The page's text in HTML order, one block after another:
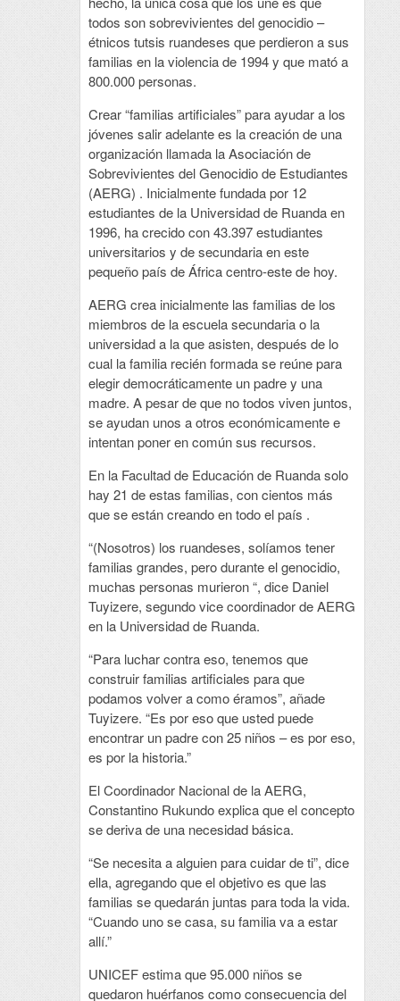
todos son sobrevivientes del genocidio –
étnicos tutsis ruandeses que perdieron a sus
familias en la violencia de 1994 y que mató a
800.000 personas.
Crear “familias artificiales” para ayudar a los
jóvenes salir adelante es la creación de una
organización llamada la Asociación de
Sobrevivientes del Genocidio de Estudiantes
(AERG) . Inicialmente fundada por 12
estudiantes de la Universidad de Ruanda en
1996, ha crecido con 43.397 estudiantes
universitarios y de secundaria en este
pequeño país de África centro-este de hoy.
AERG crea inicialmente las familias de los
miembros de la escuela secundaria o la
universidad a la que asisten, después de lo
cual la familia recién formada se reúne para
elegir democráticamente un padre y una
madre. A pesar de que no todos viven juntos,
se ayudan unos a otros económicamente e
intentan poner en común sus recursos.
En la Facultad de Educación de Ruanda solo
hay 21 de estas familias, con cientos más
que se están creando en todo el país .
“(Nosotros) los ruandeses, solíamos tener
familias grandes, pero durante el genocidio,
muchas personas murieron “, dice Daniel
Tuyizere, segundo vice coordinador de AERG
en la Universidad de Ruanda.
“Para luchar contra eso, tenemos que
construir familias artificiales para que
podamos volver a como éramos”, añade
Tuyizere. “Es por eso que usted puede
encontrar un padre con 25 niños – es por eso,
es por la historia.”
El Coordinador Nacional de la AERG,
Constantino Rukundo explica que el concepto
se deriva de una necesidad básica.
“Se necesita a alguien para cuidar de ti”, dice
ella, agregando que el objetivo es que las
familias se quedarán juntas para toda la vida.
“Cuando uno se casa, su familia va a estar
allí.”
UNICEF estima que 95.000 niños se
quedaron huérfanos como consecuencia del